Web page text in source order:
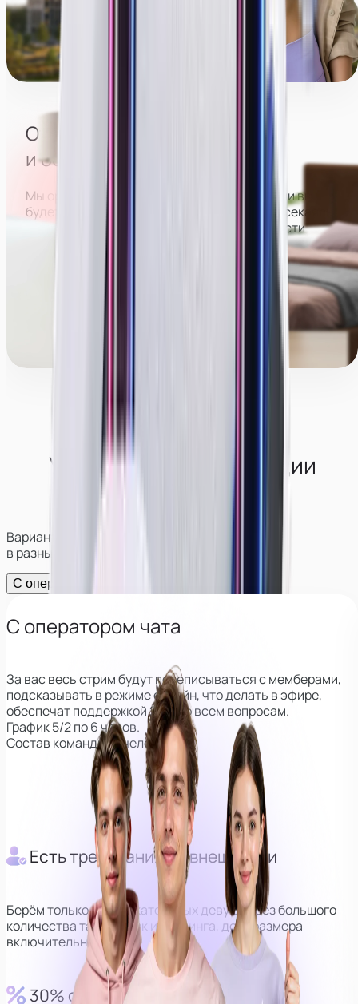
Отсутствие посторонних
и большого коллектива
Мы организуем расписание так, что в студии вы
будете работать отдельно от всех, не пересекаясь
с другими девушками. Это позволит вам вести
трансляции более раскрепощенно и спокойно,
больше зарабатывать и оставаться анонимной.
Менеджеры команды поддержки могут работать
с вами как в студии, так и полностью удалённо.
Условия работы в студии
вНовоульяновске
Варианты работы и возможности заработка
в разных форматах
С оператором
С оператором чата
За вас весь стрим будут переписываться с мемберами,
подсказывать в режиме онлайн, что делать в эфире,
обеспечат поддержкой 24/7 по всем вопросам.
График 5/2 по 6 часов.
Состав команды: 3 человека.
Главный куратор
Оператор
Куратор
Есть требования по внешности
Берём только привлекательных девушек без большого
количества татуировок и пирсинга, до М размера
включительно.
30% от выручки